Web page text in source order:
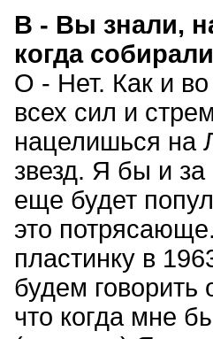
В - Вы знали,
когда
О - Нет. Как и
всех сил и
нацелишься на
звезд. Я бы и
еще будет
это
пластинку в
будем
что когда мне